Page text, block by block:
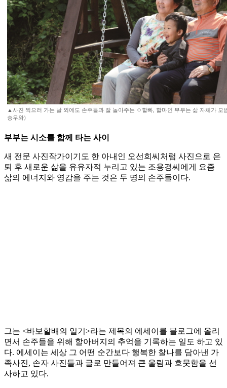
▲사진 찍으러 가는 날 외에도 손주들과 잘 놀아주는 ㅇ할빠, 할마인 부부는 삶 자체가 모
승우와)
부부는 시소를 함께 타는 사이
새 전문 사진작가이기도 한 아내인 오선희씨처럼 사진으로 은
퇴 후 새로운 삶을 유유자적 누리고 있는 조용경씨에게 요즘
삶의 에너지와 영감을 주는 것은 두 명의 손주들이다.
그는 <바보할배의 일기>라는 제목의 에세이를 블로그에 올리
면서 손주들을 위해 할아버지의 추억을 기록하는 일도 하고 있
다. 에세이는 세상 그 어떤 순간보다 행복한 찰나를 담아낸 가
족사진, 손자 사진들과 글로 만들어져 큰 울림과 흐뭇함을 선
사하고 있다.